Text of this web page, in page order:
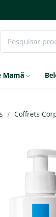
Mamã
Coffrets